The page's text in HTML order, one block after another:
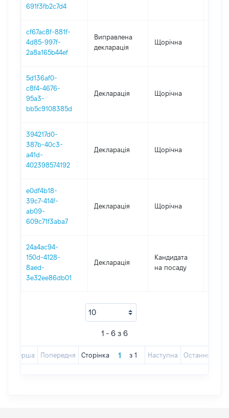
691f3fb2c7d4
cf67ac8f-881f-
4d85-997f-
2a8a165b44ef
Виправлена
декларація
Щорічна
5d136af0-
c8f4-4676-
95a3-
bb5c9108385d
Декларація Щорічна
394217d0-
387b-40c3-
a41d-
402398574192
Декларація Щорічна
e0df4b18-
39c7-414f-
ab09-
609c71f3aba7
Декларація Щорічна
24a4ac94-
150d-4128-
8aed-
3e32ee86db01
Декларація
Кандидата
на посаду
1 - 6 з 6
Перша Попередня Сторінка з 1 Наступна Остання